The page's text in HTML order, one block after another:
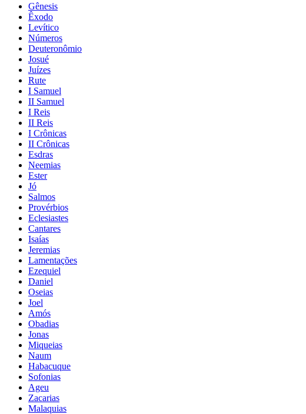
Gênesis
Êxodo
Levítico
Números
Deuteronômio
Josué
Juízes
Rute
I Samuel
II Samuel
I Reis
II Reis
I Crônicas
II Crônicas
Esdras
Neemias
Ester
Jó
Salmos
Provérbios
Eclesiastes
Cantares
Isaías
Jeremias
Lamentações
Ezequiel
Daniel
Oseias
Joel
Amós
Obadias
Jonas
Miqueias
Naum
Habacuque
Sofonias
Ageu
Zacarias
Malaquias